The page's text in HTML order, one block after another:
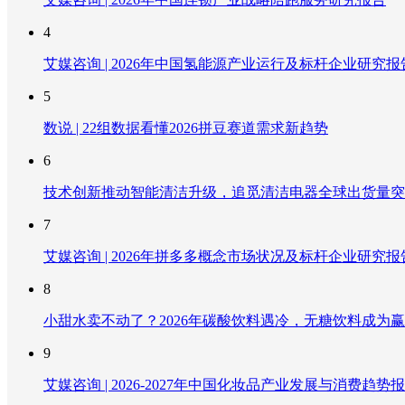
4
艾媒咨询 | 2026年中国氢能源产业运行及标杆企业研究报
5
数说 | 22组数据看懂2026拼豆赛道需求新趋势
6
技术创新推动智能清洁升级，追觅清洁电器全球出货量突
7
艾媒咨询 | 2026年拼多多概念市场状况及标杆企业研究报
8
小甜水卖不动了？2026年碳酸饮料遇冷，无糖饮料成为赢
9
艾媒咨询 | 2026-2027年中国化妆品产业发展与消费趋势